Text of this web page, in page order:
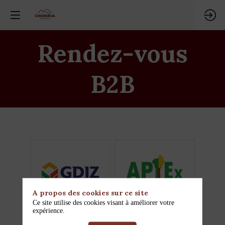
Rendez-vous
B2B
GDIZ APIEx
A propos des cookies sur ce site
Ce site utilise des cookies visant à améliorer votre
expérience.